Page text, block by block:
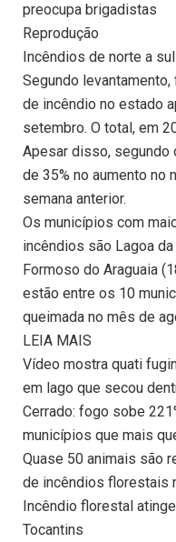
preocupa brigadistas
Reprodução
Incêndios de norte a sul
Segundo
de incêndio no estado
setembro. O total, em
Apesar disso, segundo
de 35% no aumento no
semana anterior.
Os municípios com
incêndios são Lagoa
Formoso do Araguaia
estão entre os 10
queimada no mês de
LEIA MAIS
Vídeo mostra quati
em lago que secou
Cerrado: fogo sobe
municípios que mais
Quase 50 animais são
de incêndios florestais
Incêndio florestal
Tocantins